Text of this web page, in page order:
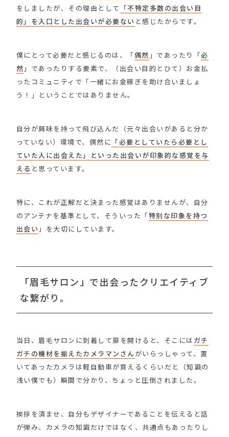
をしましたが、その理由として 「不特定多数の出会い目
的」を入口とした出会いが必要ない と感じたからです。
僕にとって必要だと感じるのは、「偶然 」であったり「必
然 」であったりする要素で、（出会い目的とひて）お金払
ったコミュニティで「一緒にお金稼ぎを助け合いましょ
う！」ということではありません。
自分が興味を持って飛び込んだ（元々出会いがあると分か
っていない）環境で、偶然に 「必要としていたら必要とし
ていた人に出会えた」といった出会いが印象的な感覚を与
える と思っています。
特に、これが正解だと決まった感覚はありませんが、自分
のアンテナを基準として、そういった「特別な印象を持つ
出会い 」を大切にしています。
「眉毛サロン」で出会ったクリエイティブ
な繋がり。
当日、眉毛サロンに到着して扉を開けると、そこには ガチ
ガチの機材を揃えたカメラマンさんがいらっしゃって、置
いてあったカメラは軽自動車が買えるくらいだと（知識の
浅い僕でも）瞬間で分かり、ちょっと圧倒されました。
挨拶を済ませ、自分もデザイナーであることを伝えると話
が弾み、カメラの知識だけではなく、共通点もあったりし